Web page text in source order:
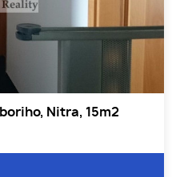
Nitra, 15m2